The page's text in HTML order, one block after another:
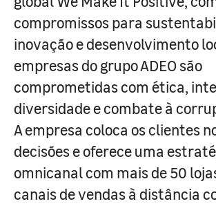
compromissos para
inovação e desenvolvimento
empresas do grupo ADEO são
comprometidas com ética,
diversidade e combate à
A empresa coloca os clientes
decisões e oferece uma
omnicanal com mais de 50
canais de vendas à distância